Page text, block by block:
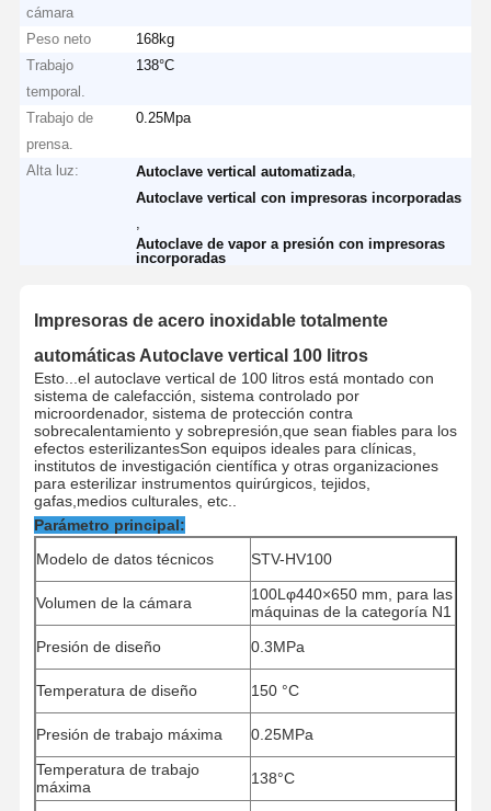
cámara
Peso neto
168kg
Trabajo
temporal.
138°C
Trabajo de
prensa.
0.25Mpa
Alta luz: Autoclave vertical automatizada
Autoclave vertical con impresoras incorporadas
Autoclave de vapor a presión con impresoras
incorporadas
Impresoras de acero inoxidable totalmente
automáticas Autoclave vertical 100 litros
Esto... el autoclave vertical de 100 litros está montado con
sistema de calefacción, sistema controlado por
microordenador, sistema de protección contra
sobrecalentamiento y sobrepresión,que sean fiables para los
efectos esterilizantesSon equipos ideales para clínicas,
institutos de investigación científica y otras organizaciones
para esterilizar instrumentos quirúrgicos, tejidos,
gafas,medios culturales, etc..
Parámetro principal:
Modelo de datos técnicos
STV-HV100
Volumen de la cámara
100Lφ440×650 mm, para las
máquinas de la categoría N1
Presión de diseño
0.3MPa
Temperatura de diseño 150 °C
Presión de trabajo máxima
0.25MPa
Temperatura de trabajo
máxima
138°C